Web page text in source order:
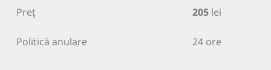
Preț 205 lei
Politică anulare 24 ore